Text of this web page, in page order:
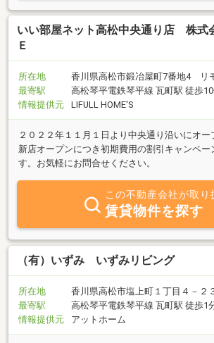
いい部屋ネット高松中央通り店 株式
Ｅ
所在地
香川県高松市鍛冶屋町7番地4 リ
最寄駅
高松琴平電鉄琴平線 瓦町駅 徒歩
情報提供元
LIFULL HOME'S
２０２２年１１月１日より中央通り沿いにオー
新店オープンにつき初期費用の割引キャンペー
す。お気軽にお問合せください。
この不動産会社が取り
賃貸物件を探す
（有）いずみ いずみリビング
所在地
香川県高松市塩上町１丁目４－２
最寄駅
高松琴平電鉄琴平線 瓦町駅 徒歩1
情報提供元
アットホーム